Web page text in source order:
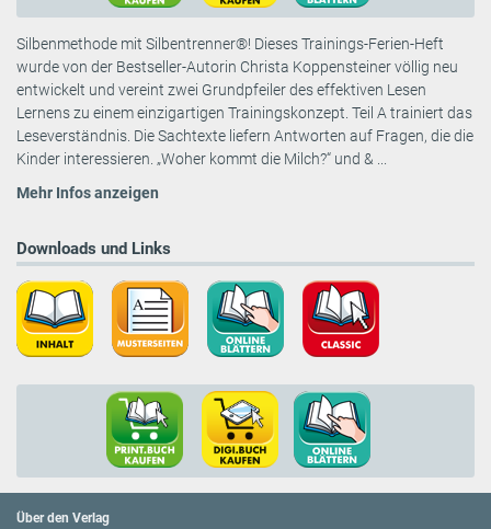
Silbenmethode mit Silbentrenner®! Dieses Trainings-Ferien-Heft
wurde von der Bestseller-Autorin Christa Koppensteiner völlig neu
entwickelt und vereint zwei Grundpfeiler des effektiven Lesen
Lernens zu einem einzigartigen Trainingskonzept. Teil A trainiert das
Leseverständnis. Die Sachtexte liefern Antworten auf Fragen, die die
Kinder interessieren. „Woher kommt die Milch?“ und & ...
Mehr Infos anzeigen
Downloads und Links
Über den Verlag